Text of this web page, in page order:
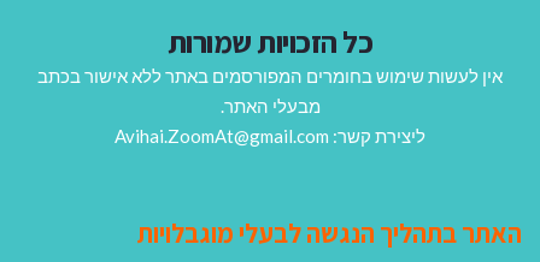
כל הזכויות שמורות
אין לעשות שימוש בחומרים המפורסמים באתר ללא אישור בכתב
מבעלי האתר.
ליצירת קשר: Avihai.ZoomAt@gmail.com
האתר בתהליך הנגשה לבעלי מוגבלויות